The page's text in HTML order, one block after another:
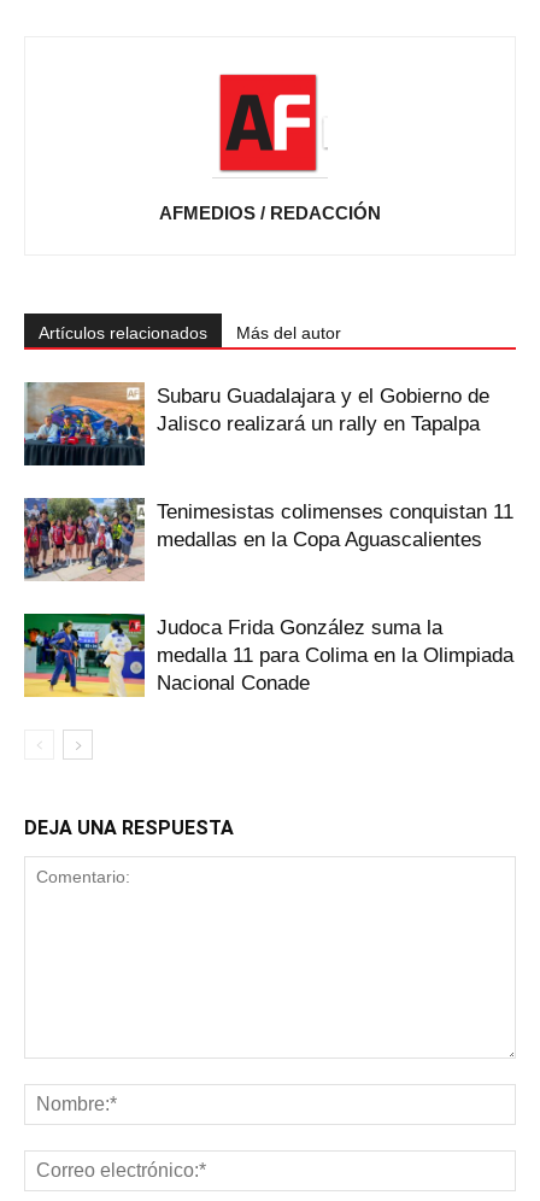
AFMEDIOS / REDACCIÓN
Artículos relacionados Más del autor
Subaru Guadalajara y el Gobierno de
Jalisco realizará un rally en Tapalpa
Tenimesistas colimenses conquistan 11
medallas en la Copa Aguascalientes
Judoca Frida González suma la
medalla 11 para Colima en la Olimpiada
Nacional Conade
DEJA UNA RESPUESTA